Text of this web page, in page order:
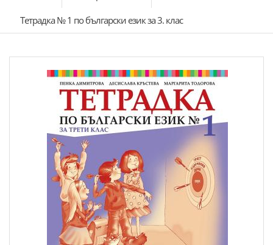
Тетрадка № 1 по български език за 3. клас